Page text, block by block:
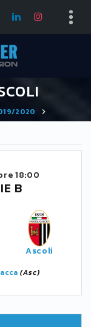
2020
18:00
B
Ascoli
(Asc)